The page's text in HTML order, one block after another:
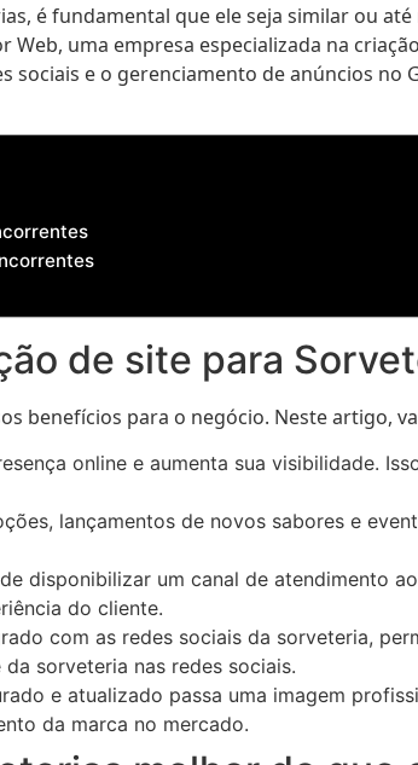
é fundamental que ele seja similar ou
uma empresa especializada na
sociais e o gerenciamento de anúncios
de site para
benefícios para o negócio. Neste artigo,
online e aumenta sua visibilidade.
lançamentos de novos sabores e
disponibilizar um canal de atendimento
do cliente.
com as redes sociais da sorveteria,
sorveteria nas redes sociais.
e atualizado passa uma imagem
da marca no mercado.